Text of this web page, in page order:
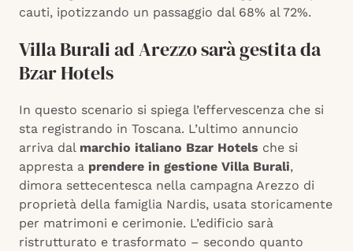
cauti, ipotizzando un passaggio dal 68% al 72%.
Villa Burali ad Arezzo sarà gestita da
Bzar Hotels
In questo scenario si spiega l’effervescenza che si
sta registrando in Toscana. L’ultimo annuncio
arriva dal marchio italiano Bzar Hotels che si
appresta a prendere in gestione Villa Burali,
dimora settecentesca nella campagna Arezzo di
proprietà della famiglia Nardis, usata storicamente
per matrimoni e cerimonie. L’edificio sarà
ristrutturato e trasformato – secondo quanto